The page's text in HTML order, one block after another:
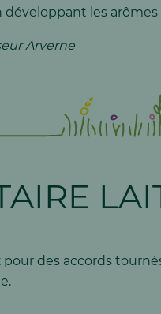
les
Arverne
des accords